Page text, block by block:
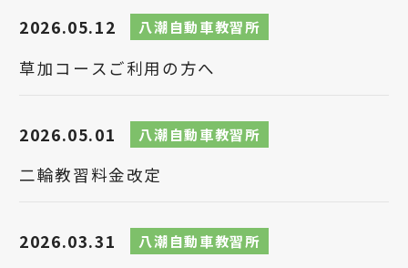
2026.05.12 八潮自動車教習所
草加コースご利用の方へ
2026.05.01 八潮自動車教習所
二輪教習料金改定
2026.03.31 八潮自動車教習所